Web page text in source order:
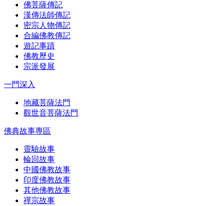
佛菩薩傳記
漢傳法師傳記
密宗人物傳記
合編佛教傳記
遊記事蹟
佛教歷史
宗派發展
一門深入
地藏菩薩法門
觀世音菩薩法門
佛典故事專區
靈驗故事
輪回故事
中國佛教故事
印度佛教故事
其他佛教故事
禪宗故事